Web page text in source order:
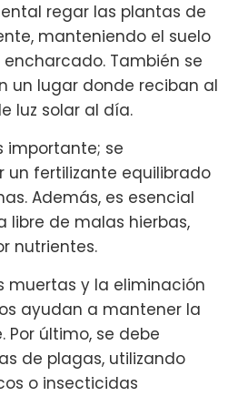
regar las plantas de
manteniendo el suelo
También se
un lugar donde reciban al
luz solar al día.
importante; se
un fertilizante equilibrado
Además, es esencial
libre de malas hierbas,
nutrientes.
muertas y la eliminación
ayudan a mantener la
Por último, se debe
de plagas, utilizando
o insecticidas